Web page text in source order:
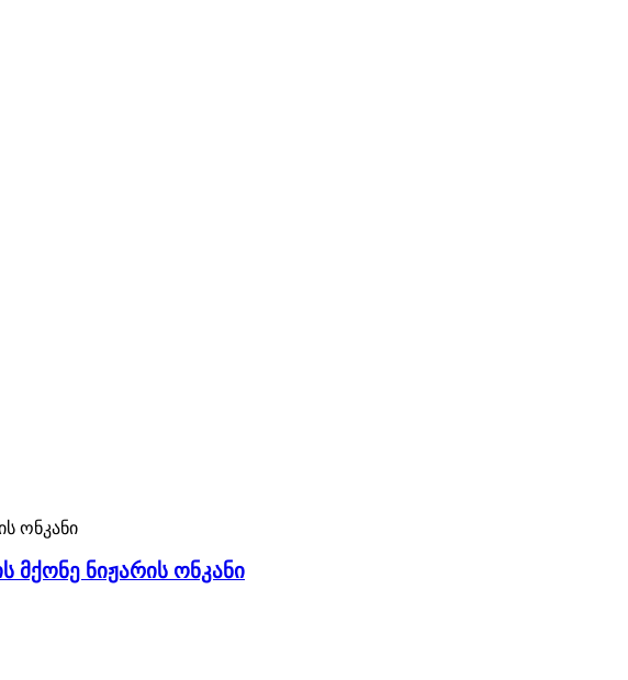
მქონე ნიჟარის ონკანი